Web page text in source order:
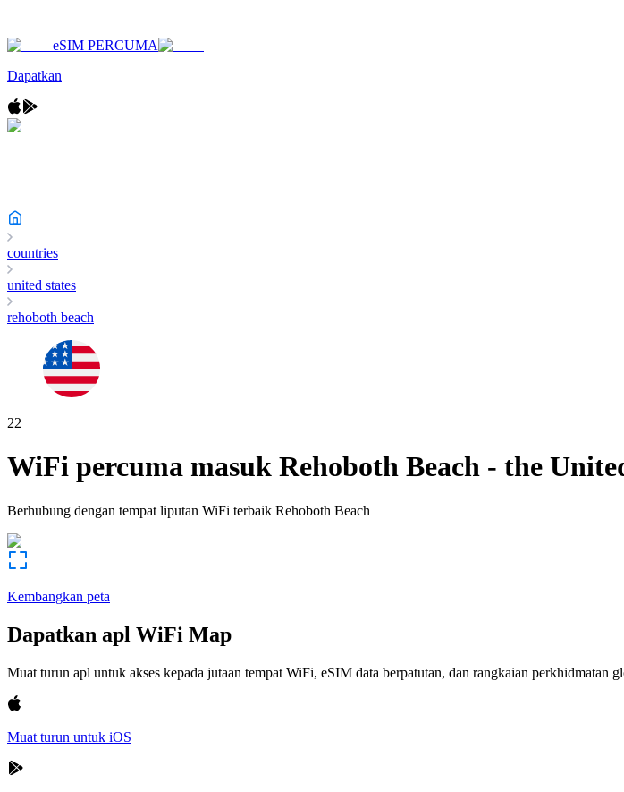
eSIM PERCUMA
Dapatkan
countries
united states
rehoboth beach
22
WiFi percuma masuk Rehoboth Beach - the
Berhubung dengan tempat liputan WiFi terbaik Rehoboth Beach
Kembangkan peta
Dapatkan apl WiFi Map
Muat turun apl untuk akses kepada jutaan tempat WiFi, eSIM data berpatutan, dan rangkaian
Muat turun untuk iOS